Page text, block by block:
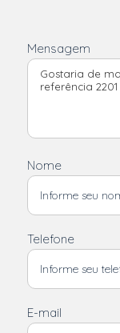
Mensagem
Nome
Telefone
E-mail